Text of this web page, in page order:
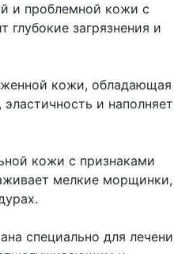
и проблемной кожи с
загрязнения и
кожи, обладающая
и
кожи с признаками
мелкие морщинки,
специально для